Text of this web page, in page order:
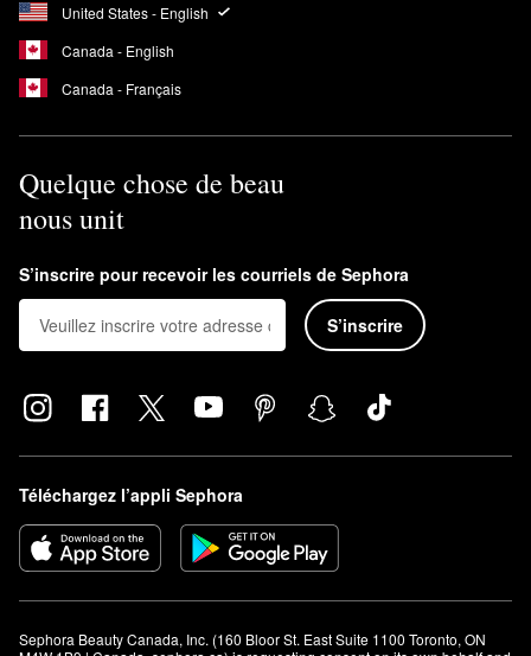
United States - English
Canada - English
Canada - Français
Quelque chose de beau
nous unit
S’inscrire pour recevoir les courriels de Sephora
S’inscrire
Téléchargez l’appli Sephora
Sephora Beauty Canada, Inc. (160 Bloor St. East Suite 1100 Toronto, ON